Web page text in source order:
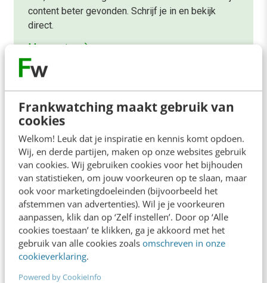
Frankwatching maakt gebruik van
cookies
Welkom! Leuk dat je inspiratie en kennis komt opdoen.
Wij, en derde partijen, maken op onze websites gebruik
van cookies. Wij gebruiken cookies voor het bijhouden
van statistieken, om jouw voorkeuren op te slaan, maar
ook voor marketingdoeleinden (bijvoorbeeld het
afstemmen van advertenties). Wil je je voorkeuren
aanpassen, klik dan op ‘Zelf instellen’. Door op ‘Alle
cookies toestaan’ te klikken, ga je akkoord met het
gebruik van alle cookies zoals omschreven in onze
cookieverklaring.
Powered by CookieInfo
content beter gevonden. Schrijf je in en bekijk
direct.
Meer weten
Contact Redactie
redactie@frankwatching.com
+31 30 200 1045
Tarieven
Meer contactopties
Frankwatching